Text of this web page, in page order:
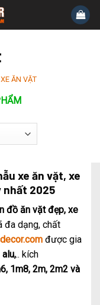
XE ĂN VẶT
xe ăn vặt, xe
nhất 2025
đồ ăn vặt đẹp, xe
đa dạng, chất
được gia
alu,.. kích
1m8, 2m, 2m2 và